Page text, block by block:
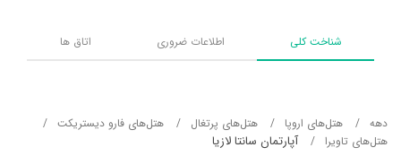
شناخت کلی اطلاعات ضروری اتاق ها
دهه هتل‌های اروپا هتل‌های پرتغال
هتل‌های فارو دیستریکت
هتل‌های تاویرا
آپارتمان سانتا لازیا